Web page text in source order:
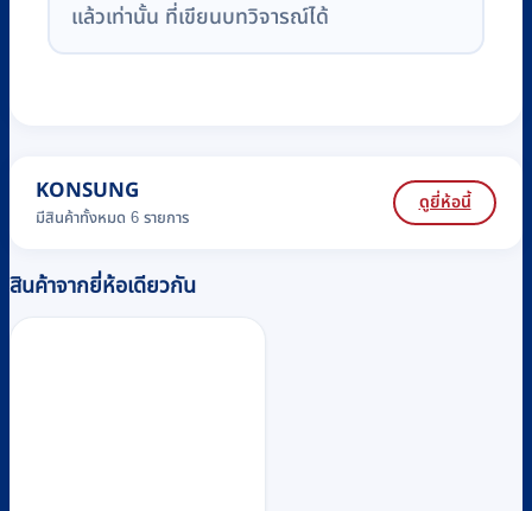
แล้วเท่านั้น ที่เขียนบทวิจารณ์ได้
KONSUNG
มีสินค้าทั้งหมด 6 รายการ
ดูยี่ห้อนี้
สินค้าจากยี่ห้อเดียวกัน